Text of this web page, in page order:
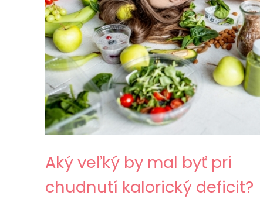
Aký veľký by mal byť pri
chudnutí kalorický deficit?